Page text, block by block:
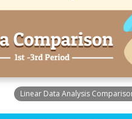
Linear Data Analysis